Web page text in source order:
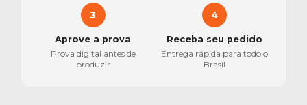
3
Aprove a prova
Prova digital antes de
produzir
4
Receba seu pedido
Entrega rápida para todo o
Brasil